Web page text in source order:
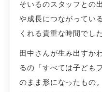
そいるのスタッフとの
や成長につながっている
くれる貴重な時間でした
田中さんが生み出すか
るの「すべては子ども
のまま形になったもの。